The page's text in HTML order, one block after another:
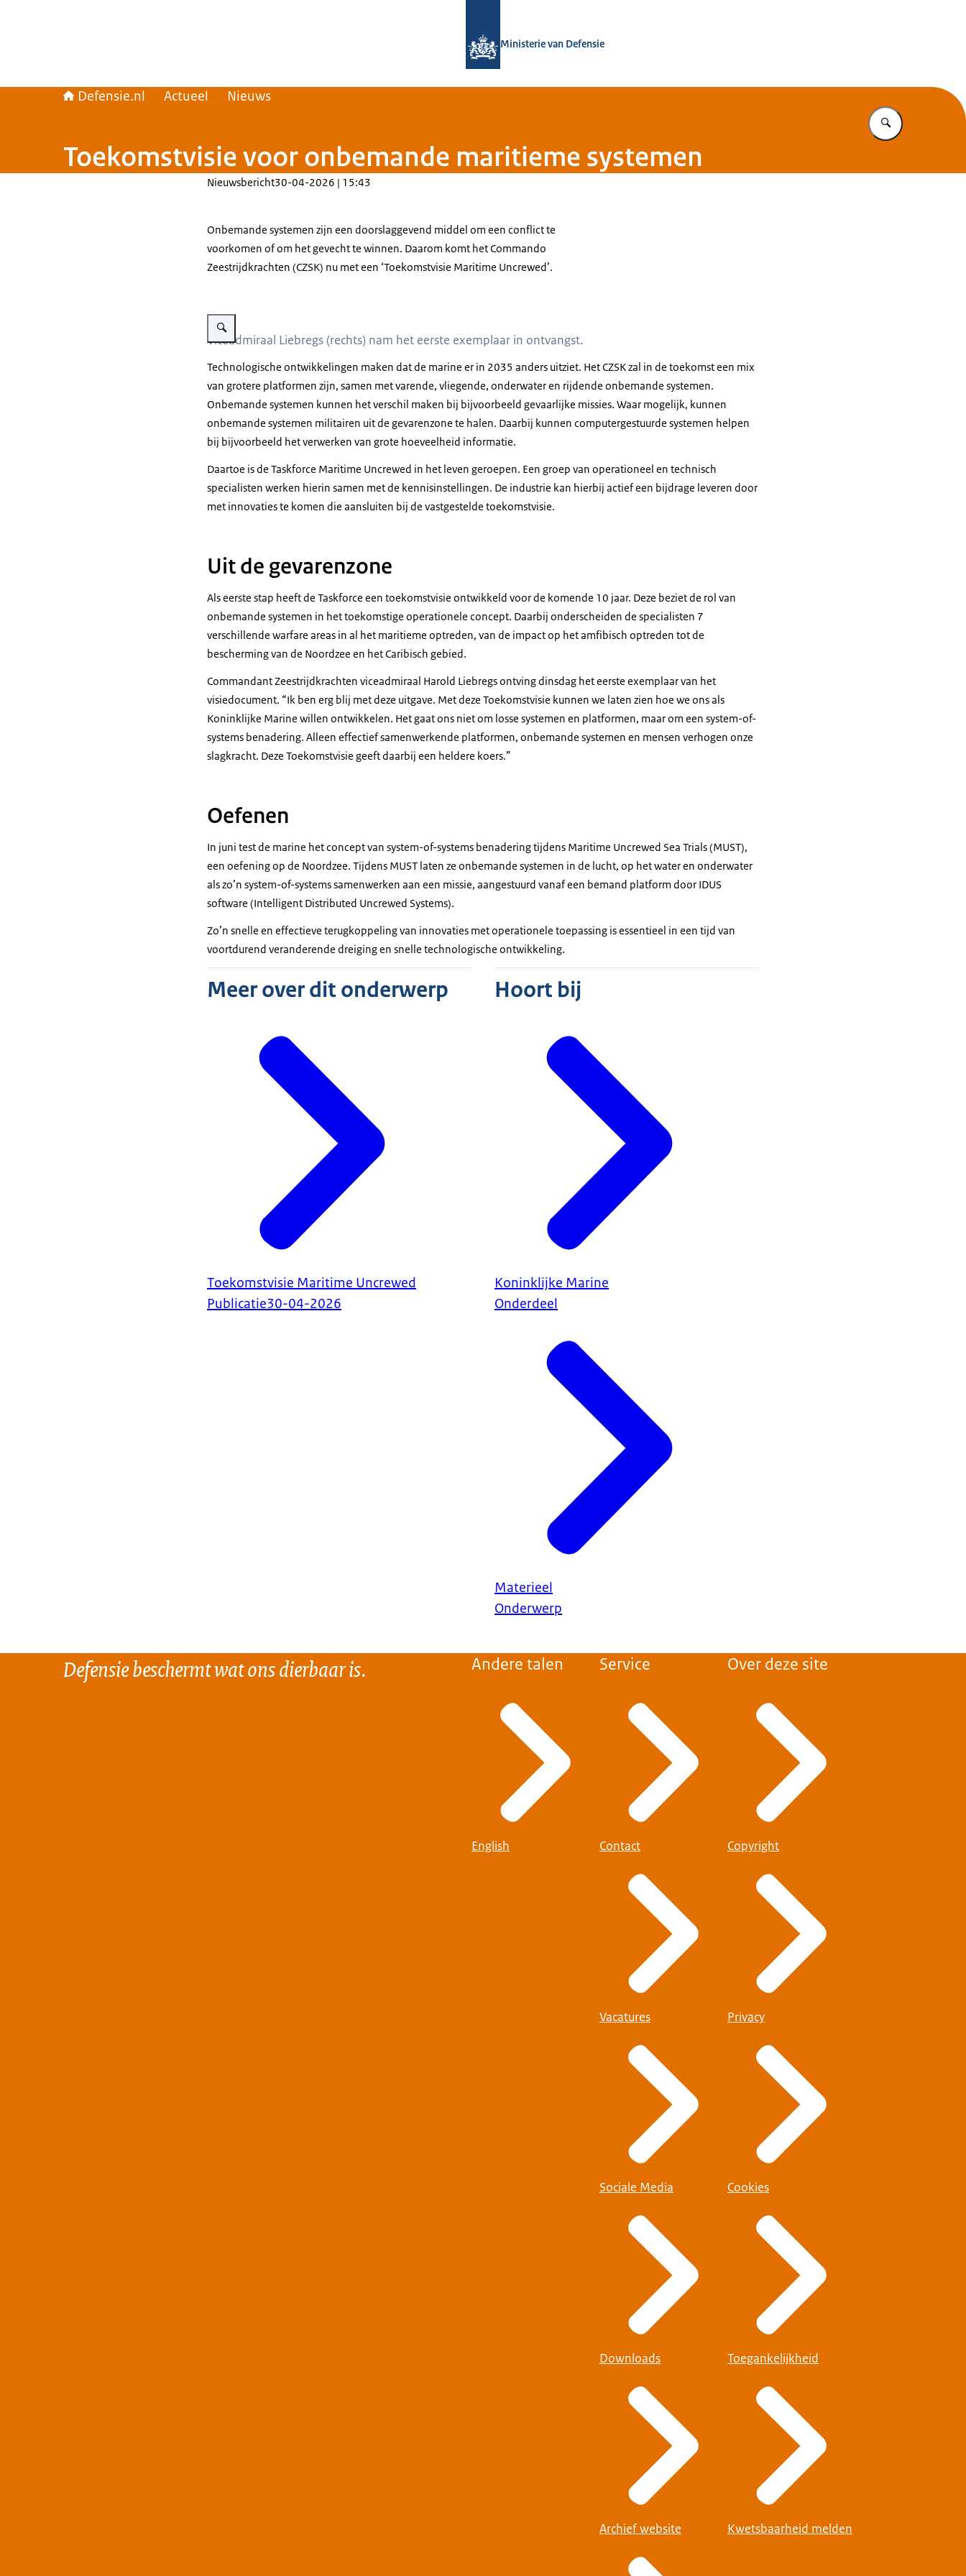
Ministerie van Defensie
Defensie.nl Actueel Nieuws
Vul in wat u
Toekomstvisie voor onbemande maritieme systemen
Nieuwsbericht30-04-2026 | 15:43
Onbemande systemen zijn een doorslaggevend middel om een conflict te
voorkomen of om het gevecht te winnen. Daarom komt het Commando
Zeestrijdkrachten (CZSK) nu met een ‘Toekomstvisie Maritime Uncrewed’.
Vergroot afbeelding Overhandiging van een publicatie.
Viceadmiraal Liebregs (rechts) nam het eerste exemplaar in ontvangst.
Technologische ontwikkelingen maken dat de marine er in 2035 anders uitziet. Het CZSK zal in de toekomst een mix
van grotere platformen zijn, samen met varende, vliegende, onderwater en rijdende onbemande systemen.
Onbemande systemen kunnen het verschil maken bij bijvoorbeeld gevaarlijke missies. Waar mogelijk, kunnen
onbemande systemen militairen uit de gevarenzone te halen. Daarbij kunnen computergestuurde systemen helpen
bij bijvoorbeeld het verwerken van grote hoeveelheid informatie.
Daartoe is de Taskforce Maritime Uncrewed in het leven geroepen. Een groep van operationeel en technisch
specialisten werken hierin samen met de kennisinstellingen. De industrie kan hierbij actief een bijdrage leveren door
met innovaties te komen die aansluiten bij de vastgestelde toekomstvisie.
Uit de gevarenzone
Als eerste stap heeft de Taskforce een toekomstvisie ontwikkeld voor de komende 10 jaar. Deze beziet de rol van
onbemande systemen in het toekomstige operationele concept. Daarbij onderscheiden de specialisten 7
verschillende warfare areas in al het maritieme optreden, van de impact op het amfibisch optreden tot de
bescherming van de Noordzee en het Caribisch gebied.
Commandant Zeestrijdkrachten viceadmiraal Harold Liebregs ontving dinsdag het eerste exemplaar van het
visiedocument. “Ik ben erg blij met deze uitgave. Met deze Toekomstvisie kunnen we laten zien hoe we ons als
Koninklijke Marine willen ontwikkelen. Het gaat ons niet om losse systemen en platformen, maar om een system-of-
systems benadering. Alleen effectief samenwerkende platformen, onbemande systemen en mensen verhogen onze
slagkracht. Deze Toekomstvisie geeft daarbij een heldere koers.”
Oefenen
In juni test de marine het concept van system-of-systems benadering tijdens Maritime Uncrewed Sea Trials(MUST),
een oefening op de Noordzee. Tijdens MUST laten ze onbemande systemen in de lucht, op het water en onderwater
als zo’n system-of-systemssamenwerken aan een missie, aangestuurd vanaf een bemand platform door IDUS
software (Intelligent Distributed Uncrewed Systems).
Zo’n snelle en effectieve terugkoppeling van innovaties met operationele toepassing is essentieel in een tijd van
voortdurend veranderende dreiging en snelle technologische ontwikkeling.
Meer over dit onderwerp
Toekomstvisie Maritime Uncrewed
Publicatie30-04-2026
Hoort bij
Koninklijke Marine
Onderdeel
Materieel
Onderwerp
Defensie beschermt wat ons dierbaar is. Andere talen
English
Service
Contact
Vacatures
Sociale Media
Downloads
Archief website
Over deze site
Copyright
Privacy
Cookies
Toegankelijkheid
Kwetsbaarheid melden